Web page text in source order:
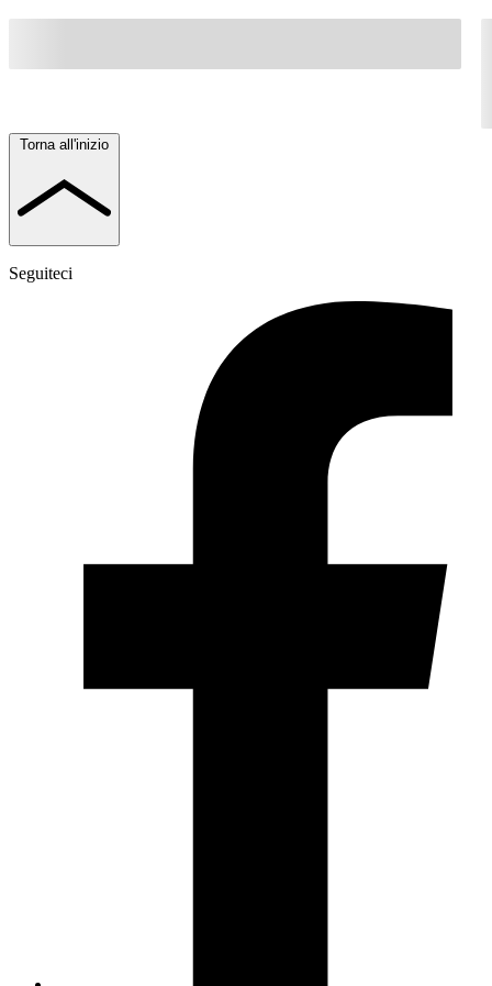
Torna all'inizio
Seguiteci